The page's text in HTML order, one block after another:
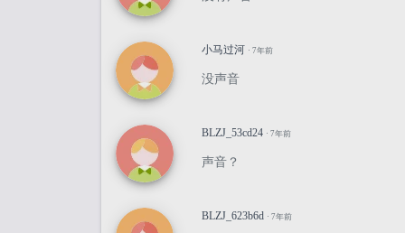
小马过河 · 7年前
没声音
BLZJ_53cd24 · 7年前
声音？
BLZJ_623b6d · 7年前